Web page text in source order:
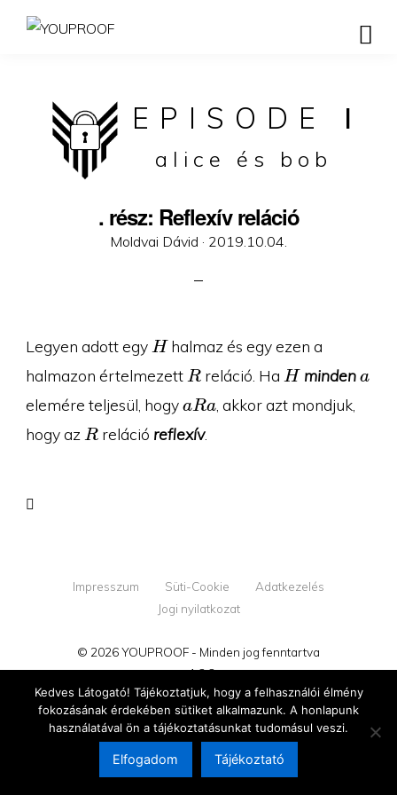
EPISODE I
alice és bob
. rész: Reflexív reláció
Moldvai Dávid · Posted
2019.10.04.
Legyen adott egy H
Hhalmaz és egy ezen a
halmazon értelmezett R
Rreláció. Ha H
H minden a
a
elemére teljesül, hogyaRa
aRa, akkor azt mondjuk,
hogy az R
Rreláció reflexív.
Impresszum Süti-Cookie
Adatkezelés
Jogi nyilatkozat
© 2026 YOUPROOF - Minden jog fenntartva
v1.2.2
Megújultunk!Tovább az új oldalra →
Kedves Látogató! Tájékoztatjuk, hogy a felhasználói élmény
fokozásának érdekében sütiket alkalmazunk. A honlapunk
használatával ön a tájékoztatásunkat tudomásul veszi.
Elfogadom Tájékoztató